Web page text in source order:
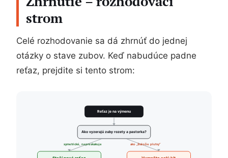
strom
Celé rozhodovanie sa dá zhrnúť do jednej
otázky o stave zubov. Keď nabudúce padne
reťaz, prejdite si tento strom:
Reťaz je na výmenu
Ako vyzerajú zuby rozety a pastorka?
symetrické, nepreskakuje ako „žraločie plutvy“